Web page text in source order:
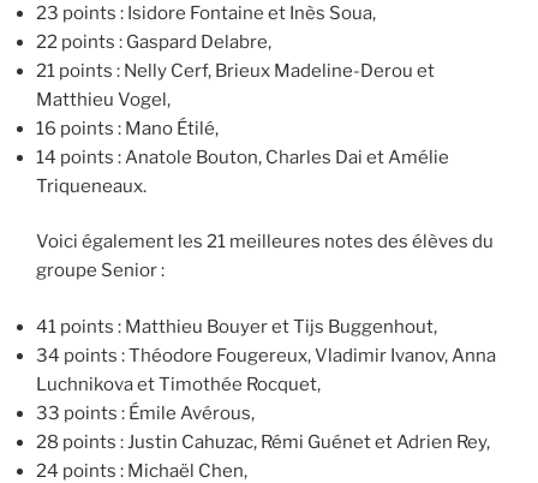
23 points : Isidore Fontaine et Inès Soua,
22 points : Gaspard Delabre,
21 points : Nelly Cerf, Brieux Madeline-Derou et
Matthieu Vogel,
16 points : Mano Étilé,
14 points : Anatole Bouton, Charles Dai et Amélie
Triqueneaux.
Voici également les 21 meilleures notes des élèves du
groupe Senior :
41 points : Matthieu Bouyer et Tijs Buggenhout,
34 points : Théodore Fougereux, Vladimir Ivanov, Anna
Luchnikova et Timothée Rocquet,
33 points : Émile Avérous,
28 points : Justin Cahuzac, Rémi Guénet et Adrien Rey,
24 points : Michaël Chen,